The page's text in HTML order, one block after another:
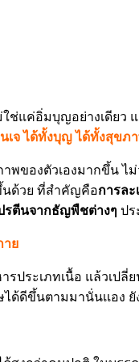
ใช่แค่อิ่มบุญอย่างเดีย
เจ ได้ทั้งบุญ ได้ทั้งสุขภ
พของตัวเองมากขึ้น ไ
นด้วย ที่สำคัญคือการละ
รตีนจากธัญพืชต่างๆ ปร
าย
รประเภทเนื้อ แล้วเป
ได้ดีขึ้นตามมานั่นเเอ